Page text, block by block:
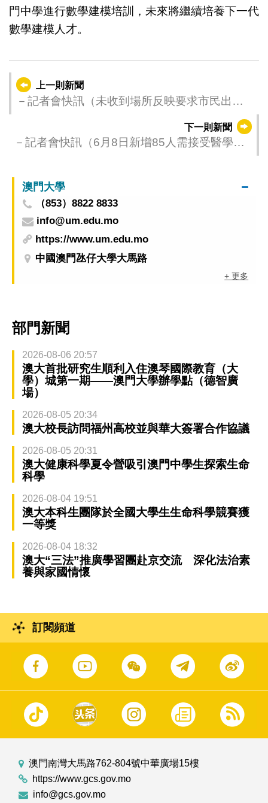
門中學進行數學建模培訓，未來將繼續培養下一代
數學建模人才。
上一則新聞
－記者會快訊（未收到場所反映要求市民出示
下一則新聞
－記者會快訊（6月8日新增85人需接受醫學觀
澳門大學
（853）8822 8833
info@um.edu.mo
https://www.um.edu.mo
中國澳門氹仔大學大馬路
+ 更多
部門新聞
2026-08-06 20:57
澳大首批研究生順利入住澳琴國際教育（大
學）城第一期——澳門大學辦學點（德智廣
場）
2026-08-05 20:34
澳大校長訪問福州高校並與華大簽署合作協議
2026-08-05 20:31
澳大健康科學夏令營吸引澳門中學生探索生命
科學
2026-08-04 19:51
澳大本科生團隊於全國大學生生命科學競賽獲
一等獎
2026-08-04 18:32
澳大“三法”推廣學習團赴京交流 深化法治素
養與家國情懷
訂閱頻道
澳門南灣大馬路762-804號中華廣場15樓
https://www.gcs.gov.mo
info@gcs.gov.mo